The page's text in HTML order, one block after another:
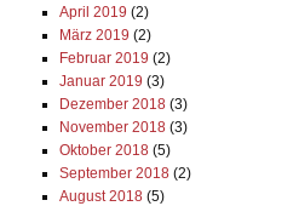
April 2019 (2)
März 2019 (2)
Februar 2019 (2)
Januar 2019 (3)
Dezember 2018(3)
November 2018(3)
Oktober 2018(5)
September 2018(2)
August 2018(5)